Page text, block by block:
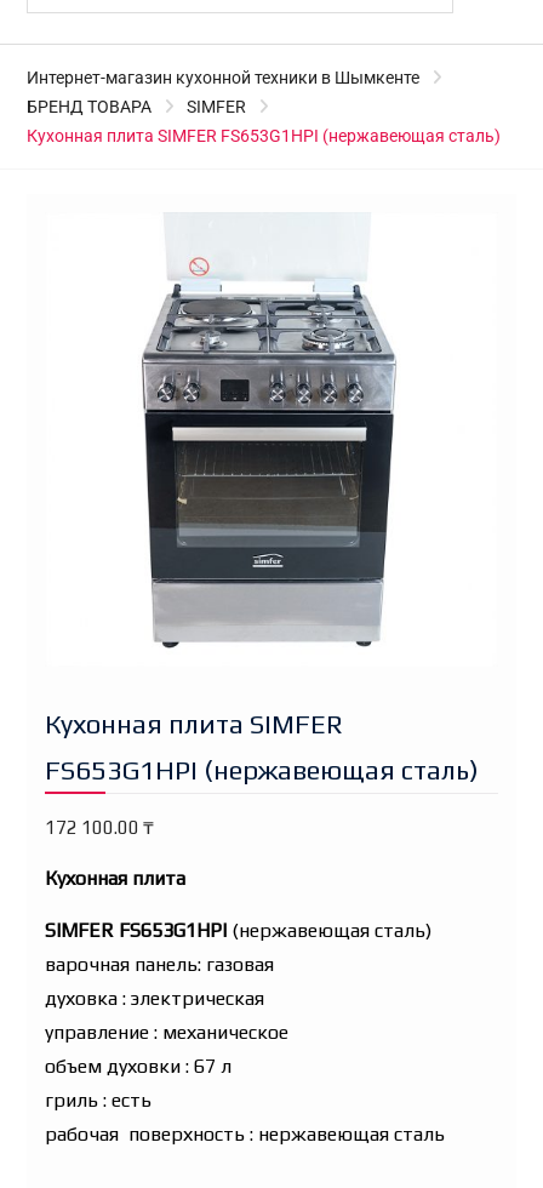
Интернет-магазин кухонной техники в Шымкенте
БРЕНД ТОВАРА
SIMFER
Кухонная плита SIMFER FS653G1HPI (нержавеющая сталь)
Кухонная плита SIMFER
FS653G1HPI (нержавеющая сталь)
172 100.00 ₸
Кухонная плита
SIMFER FS653G1HPI (нержавеющая сталь)
варочная панель: газовая
духовка : электрическая
управление : механическое
объем духовки : 67 л
гриль : есть
рабочая поверхность : нержавеющая сталь